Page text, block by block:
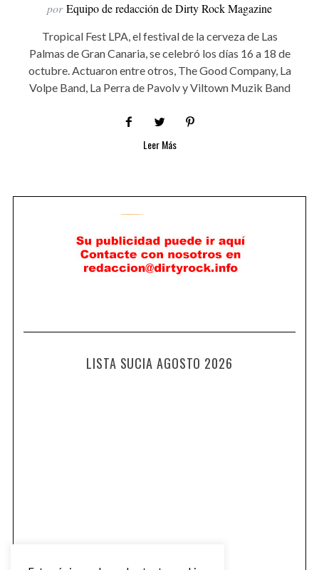
por Equipo de redacción de Dirty Rock Magazine
Tropical Fest LPA, el festival de la cerveza de Las
Palmas de Gran Canaria, se celebró los días 16 a 18 de
octubre. Actuaron entre otros, The Good Company, La
Volpe Band, La Perra de Pavolv y Viltown Muzik Band
Leer Más
LISTA SUCIA AGOSTO 2026